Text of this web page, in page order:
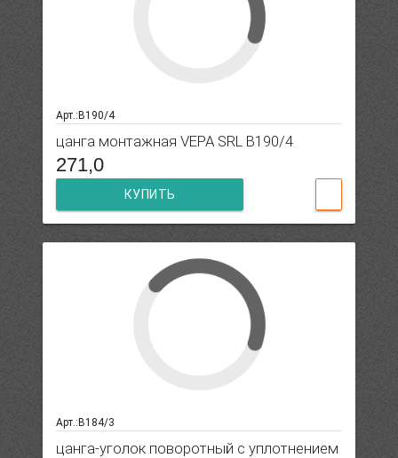
Арт.:B190/4
цанга монтажная VEPA SRL B190/4
271,0
КУПИТЬ
Арт.:B184/3
цанга-уголок поворотный с уплотнением